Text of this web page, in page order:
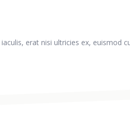
erat nisi ultricies ex, euismod